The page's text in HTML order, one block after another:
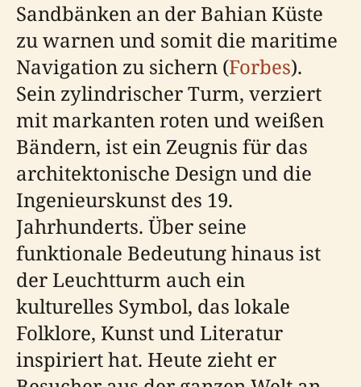
Sandbänken an der Bahian Küste
zu warnen und somit die maritime
Navigation zu sichern (Forbes).
Sein zylindrischer Turm, verziert
mit markanten roten und weißen
Bändern, ist ein Zeugnis für das
architektonische Design und die
Ingenieurskunst des 19.
Jahrhunderts. Über seine
funktionale Bedeutung hinaus ist
der Leuchtturm auch ein
kulturelles Symbol, das lokale
Folklore, Kunst und Literatur
inspiriert hat. Heute zieht er